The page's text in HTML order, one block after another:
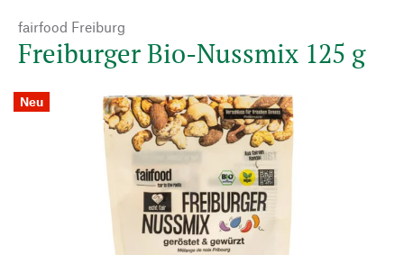
fairfood Freiburg
Freiburger Bio-Nussmix 125 g
Neu